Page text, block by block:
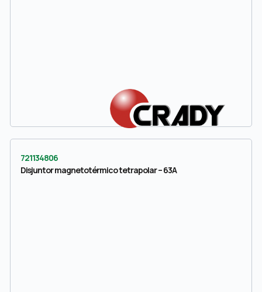
721134806
Disjuntor magnetotérmico tetrapolar – 63A